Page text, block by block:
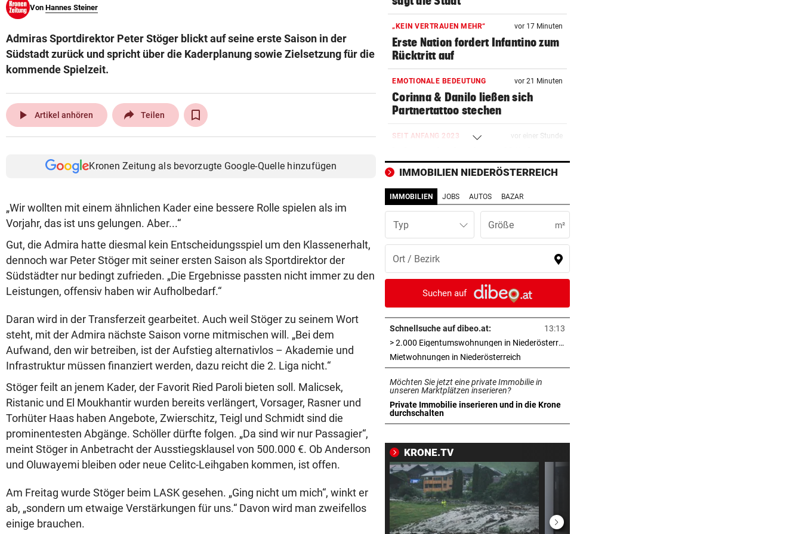
© Krone Multimedia GmbH & Co KG 2026
Von Hannes Steiner
Admiras Sportdirektor Peter Stöger blickt auf seine erste Saison in der
Südstadt zurück und spricht über die Kaderplanung sowie Zielsetzung für die
kommende Spielzeit.
play_arrow Artikel anhören Teilen
Kronen Zeitung als bevorzugte Google-Quelle hinzufügen
„Wir wollten mit einem ähnlichen Kader eine bessere Rolle spielen als im
Vorjahr, das ist uns gelungen. Aber...“
Gut, die Admira hatte diesmal kein Entscheidungsspiel um den Klassenerhalt,
dennoch war Peter Stöger mit seiner ersten Saison als Sportdirektor der
Südstädter nur bedingt zufrieden. „Die Ergebnisse passten nicht immer zu den
Leistungen, offensiv haben wir Aufholbedarf.“
Daran wird in der Transferzeit gearbeitet. Auch weil Stöger zu seinem Wort
steht, mit der Admira nächste Saison vorne mitmischen will. „Bei dem
Aufwand, den wir betreiben, ist der Aufstieg alternativlos – Akademie und
Infrastruktur müssen finanziert werden, dazu reicht die 2. Liga nicht.“
Stöger feilt an jenem Kader, der Favorit Ried Paroli bieten soll. Malicsek,
Ristanic und El Moukhantir wurden bereits verlängert, Vorsager, Rasner und
Torhüter Haas haben Angebote, Zwierschitz, Teigl und Schmidt sind die
prominentesten Abgänge. Schöller dürfte folgen. „Da sind wir nur Passagier“,
meint Stöger in Anbetracht der Ausstiegsklausel von 500.000 €. Ob Anderson
und Oluwayemi bleiben oder neue Celitc-Leihgaben kommen, ist offen.
Am Freitag wurde Stöger beim LASK gesehen. „Ging nicht um mich“, winkt er
ab, „sondern um etwaige Verstärkungen für uns.“ Davon wird man zweifellos
einige brauchen.
„KEIN VERTRAUEN MEHR“ vor 17 Minuten
Erste Nation fordert Infantino zum
Rücktritt auf
EMOTIONALE BEDEUTUNG vor 21 Minuten
Corinna & Danilo ließen sich
Partnertattoo stechen
SEIT ANFANG 2023 vor einer Stunde
Stand geklettert
AUSSAGE ÜBER KINDER
Steirische ÖVP-Chefin kritisiert
den Bundeskanzler
„WERMUTSTROPFEN“ vor einer Stunde
Verletzter Salzburg-Kicker: Die
Diagnose ist da!
SPRICHT ÜBER FAMILIE vor einer Stunde
Royale Ehekrise? Das sagt
Ehemann von Beatrice
„MONSTER-EINSATZ“ vor einer Stunde
Feuerwehr jagte „Vogelspinne“
am Spielplatz
PSG WARTET SCHON vor einer Stunde
WM-Held zeigt Sixpack – verlässt
AUCH GROSSELTERN TOT vor einer Stunde
Thailand: Teenager richtete
Blutbad in Schule an
DAS SAGEN DIE LESER vor einer Stunde
IMMOBILIEN NIEDERÖSTERREICH
IMMOBILIEN JOBS AUTOS BAZAR
Typ m²
Suchen auf
Schnellsuche auf dibeo.at:
13:13
> 2.000 Eigentumswohnungen in Niederösterreich
Mietwohnungen in Niederösterreich
Möchten Sie jetzt eine private Immobilie in
unseren Marktplätzen inserieren?
Private Immobilie inserieren und in die Krone
durchschalten
in neuem Tab öffnen
KRONE.TV